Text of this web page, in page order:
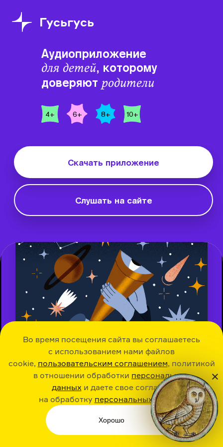
Гусьгусь
Во время посещения сайта вы соглашаетесь
с использованием нами файлов
cookie, пользовательским соглашением, политикой
в отношении обработки персональных
данных и даете свое согласие
на обработку персональных данных
Хорошо
для
детей
Гусьгусь
Аудиоприложение
для детей, которому
доверяют родители
4+ 6+ 8+ 10+
Скачать приложение
Слушать на сайте